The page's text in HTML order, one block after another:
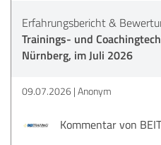
Erfahrungsbericht &
Trainings- und
Nürnberg, im Juli 2026
09.07.2026 Anonym
Kommentar von